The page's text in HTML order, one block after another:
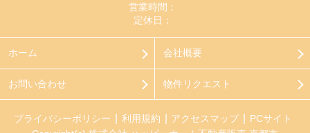
営業時間：
定休日：
ホーム 会社概要
お問い合わせ 物件リクエスト
プライバシーポリシー 利用規約 アクセスマップ
PCサイト